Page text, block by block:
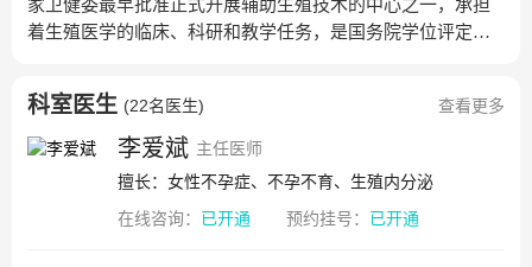
家卫健委最早批准正式开展辅助生殖技术的中心之一，承担
着生殖医学的临床、科研和教学任务，是国务院学位评定委
心，2021年获批成为女性不孕症生殖外科规范化诊疗技术培
训基地，2023年入选全国首批“助孕与优生专业技术培训医
力量和不孕症治疗成功率上均位居国内领先水平，目前经辅
助生殖技术出生的婴儿数逾万例。开展与不孕症相关的复杂
科室医生 (22名医生) 查看更多
李爱斌 主任医师
擅长：女性不孕症、不孕不育、生殖内分泌
在线咨询： 已开通 预约挂号： 已开通